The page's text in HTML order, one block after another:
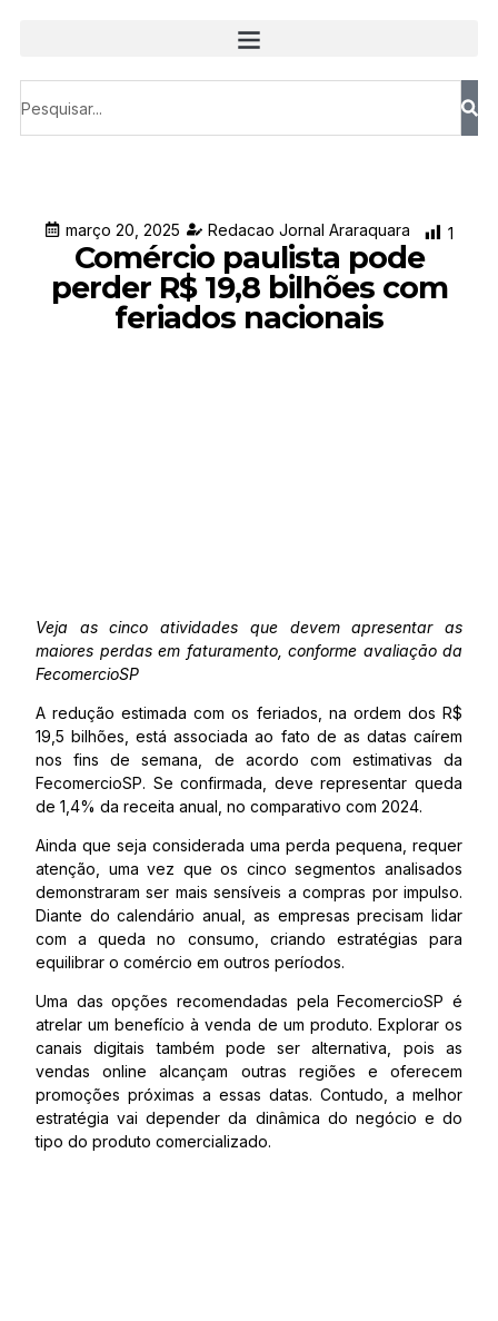
março 20, 2025 Redacao Jornal Araraquara 1
Comércio paulista pode
perder R$ 19,8 bilhões com
feriados nacionais
Veja as cinco atividades que devem apresentar as
maiores perdas em faturamento, conforme avaliação da
FecomercioSP
A redução estimada com os feriados, na ordem dos R$
19,5 bilhões, está associada ao fato de as datas caírem
nos fins de semana, de acordo com estimativas da
FecomercioSP. Se confirmada, deve representar queda
de 1,4% da receita anual, no comparativo com 2024.
Ainda que seja considerada uma perda pequena, requer
atenção, uma vez que os cinco segmentos analisados
demonstraram ser mais sensíveis a compras por impulso.
Diante do calendário anual, as empresas precisam lidar
com a queda no consumo, criando estratégias para
equilibrar o comércio em outros períodos.
Uma das opções recomendadas pela FecomercioSP é
atrelar um benefício à venda de um produto. Explorar os
canais digitais também pode ser alternativa, pois as
vendas online alcançam outras regiões e oferecem
promoções próximas a essas datas. Contudo, a melhor
estratégia vai depender da dinâmica do negócio e do
tipo do produto comercializado.